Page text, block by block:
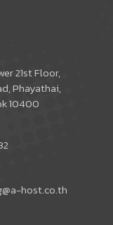
21st Floor,
Phayathai,
10400
host.co.th